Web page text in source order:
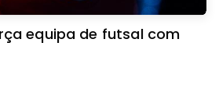
equipa de futsal com